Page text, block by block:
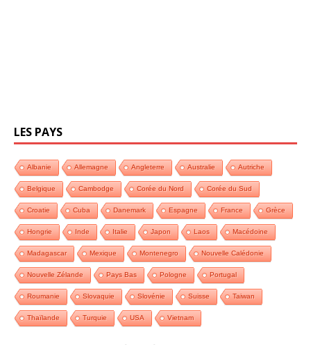
LES PAYS
Albanie Allemagne Angleterre Australie Autriche
Belgique Cambodge Corée du Nord Corée du Sud
Croatie Cuba Danemark Espagne France Grèce
Hongrie Inde Italie Japon Laos Macédoine
Madagascar Mexique Montenegro Nouvelle Calédonie
Nouvelle Zélande Pays Bas Pologne Portugal
Roumanie Slovaquie Slovénie Suisse Taiwan
Thaïlande Turquie USA Vietnam